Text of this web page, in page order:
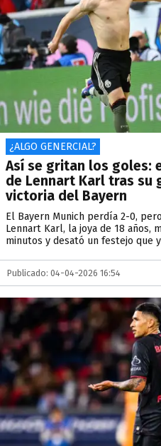
¿ALGO GENERCIAL?
Así se gritan los goles:
de Lennart Karl tras su
victoria del Bayern
El Bayern Munich perdía 2-0,
Lennart Karl, la joya de 18 años,
minutos y desató un festejo que
Publicado: 04-04-2026 16:54